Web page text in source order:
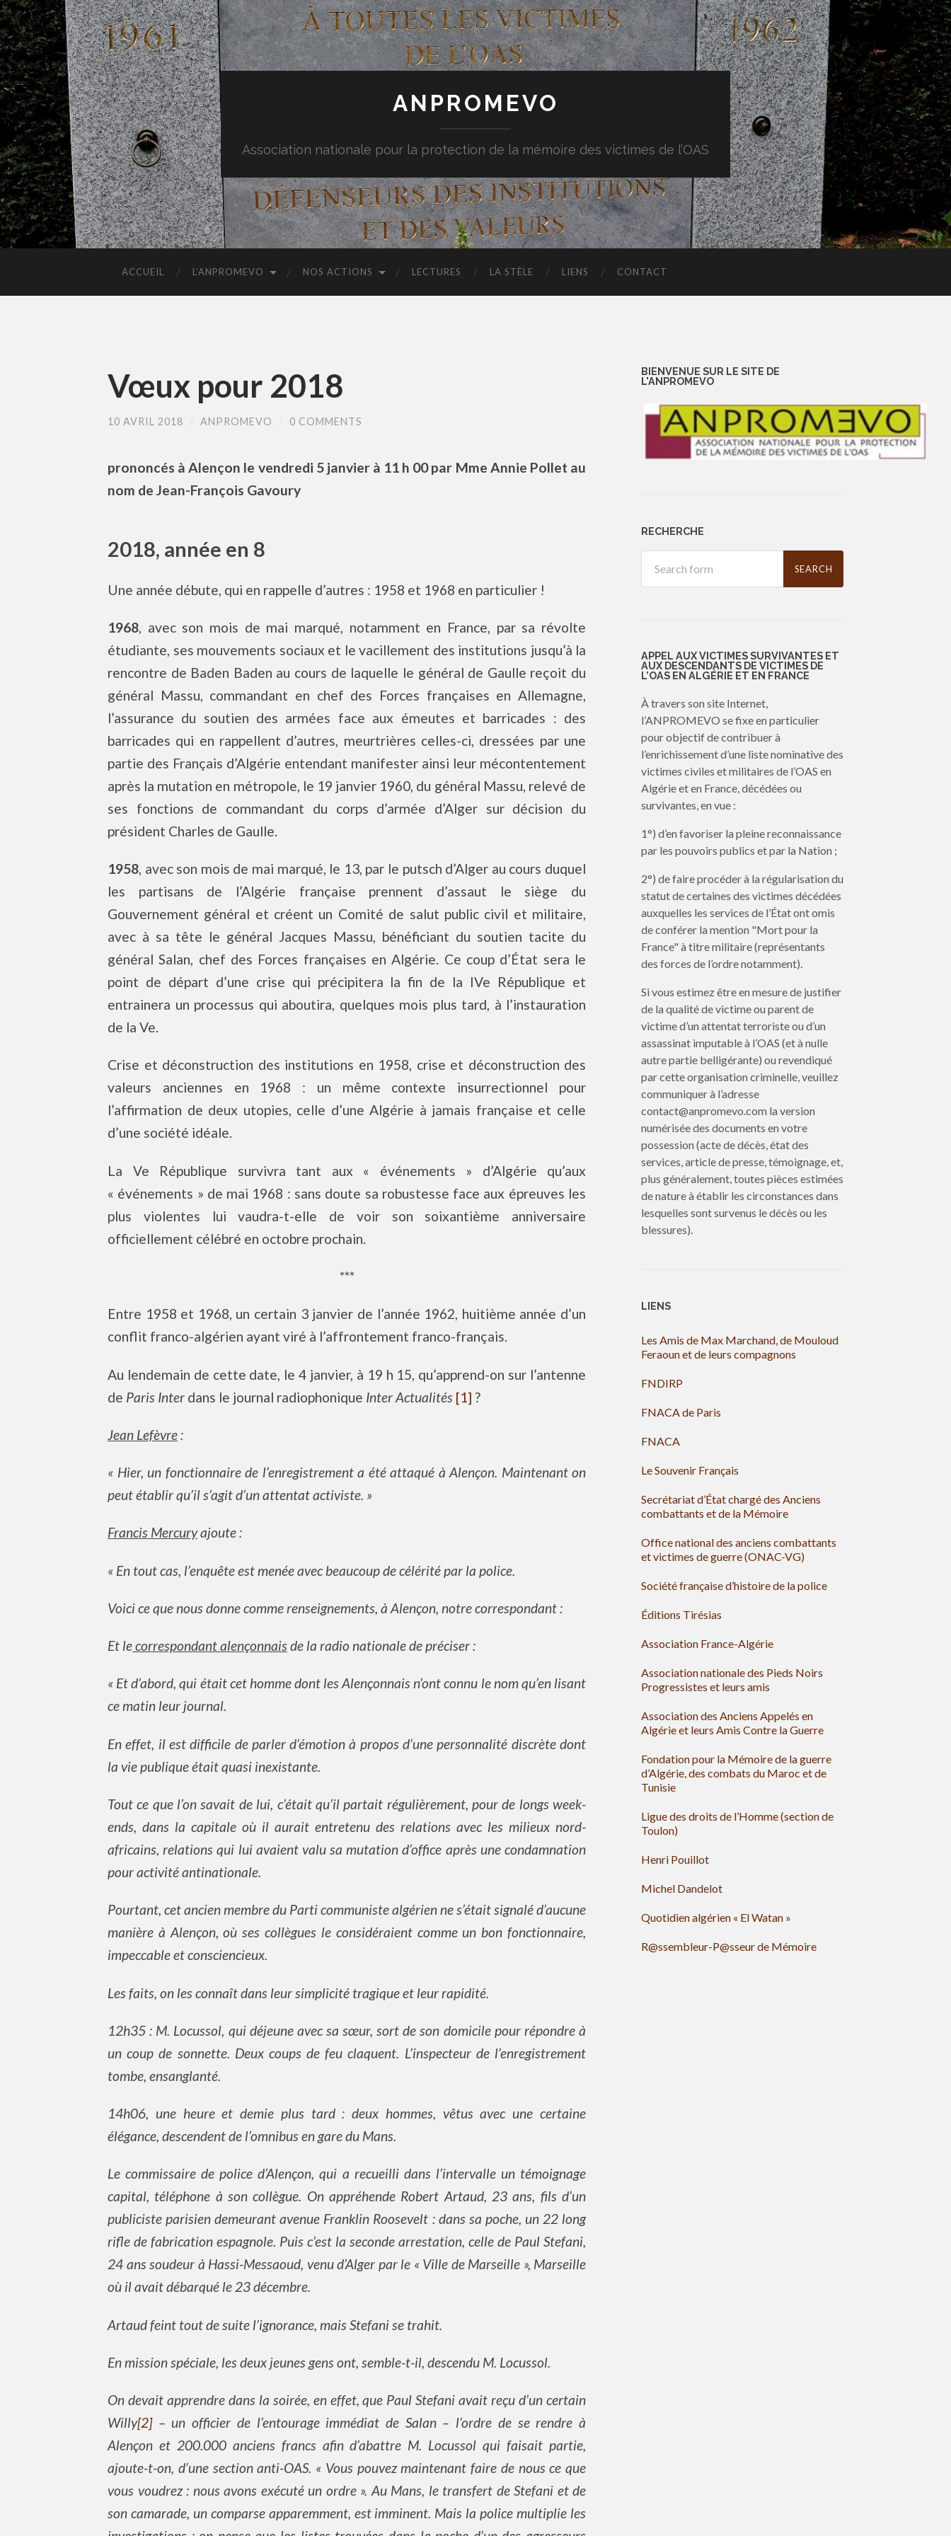
ANPROMEVO
Association nationale pour la protection de la mémoire des victimes de l’OAS
ACCUEIL L’ANPROMEVO NOS ACTIONS LECTURES LA STÈLE LIENS CONTACT
Vœux pour 2018
10 AVRIL 2018 ANPROMEVO 0 COMMENTS
prononcés à Alençon le vendredi 5 janvier à 11 h 00 par Mme Annie Pollet au
nom de Jean-François Gavoury
2018, année en 8
Une année débute, qui en rappelle d’autres : 1958 et 1968 en particulier !
1968, avec son mois de mai marqué, notamment en France, par sa révolte
étudiante, ses mouvements sociaux et le vacillement des institutions jusqu’à la
rencontre de Baden Baden au cours de laquelle le général de Gaulle reçoit du
général Massu, commandant en chef des Forces françaises en Allemagne,
l’assurance du soutien des armées face aux émeutes et barricades : des
barricades qui en rappellent d’autres, meurtrières celles-ci, dressées par une
partie des Français d’Algérie entendant manifester ainsi leur mécontentement
après la mutation en métropole, le 19 janvier 1960, du général Massu, relevé de
ses fonctions de commandant du corps d’armée d’Alger sur décision du
président Charles de Gaulle.
1958, avec son mois de mai marqué, le 13, par le putsch d’Alger au cours duquel
les partisans de l’Algérie française prennent d’assaut le siège du
Gouvernement général et créent un Comité de salut public civil et militaire,
avec à sa tête le général Jacques Massu, bénéficiant du soutien tacite du
général Salan, chef des Forces françaises en Algérie. Ce coup d’État sera le
point de départ d’une crise qui précipitera la fin de la IVe République et
entrainera un processus qui aboutira, quelques mois plus tard, à l’instauration
de la Ve.
Crise et déconstruction des institutions en 1958, crise et déconstruction des
valeurs anciennes en 1968 : un même contexte insurrectionnel pour
l’affirmation de deux utopies, celle d’une Algérie à jamais française et celle
d’une société idéale.
La Ve République survivra tant aux « événements » d’Algérie qu’aux
« événements » de mai 1968 : sans doute sa robustesse face aux épreuves les
plus violentes lui vaudra-t-elle de voir son soixantième anniversaire
officiellement célébré en octobre prochain.
***
Entre 1958 et 1968, un certain 3 janvier de l’année 1962, huitième année d’un
conflit franco-algérien ayant viré à l’affrontement franco-français.
Au lendemain de cette date, le 4 janvier, à 19 h 15, qu’apprend-on sur l’antenne
de Paris Inter dans le journal radiophonique Inter Actualités [1] ?
Jean Lefèvre:
« Hier, un fonctionnaire de l’enregistrement a été attaqué à Alençon. Maintenant on
peut établir qu’il s’agit d’un attentat activiste. »
Francis Mercuryajoute :
« En tout cas, l’enquête est menée avec beaucoup de célérité par la police.
Voici ce que nous donne comme renseignements, à Alençon, notre correspondant :
Et lecorrespondant alençonnaisde la radio nationale de préciser :
« Et d’abord, qui était cet homme dont les Alençonnais n’ont connu le nom qu’en lisant
ce matin leur journal.
En effet, il est difficile de parler d’émotion à propos d’une personnalité discrète dont
la vie publique était quasi inexistante.
Tout ce que l’on savait de lui, c’était qu’il partait régulièrement, pour de longs week-
ends, dans la capitale où il aurait entretenu des relations avec les milieux nord-
africains, relations qui lui avaient valu sa mutation d’office après une condamnation
pour activité antinationale.
Pourtant, cet ancien membre du Parti communiste algérien ne s’était signalé d’aucune
manière à Alençon, où ses collègues le considéraient comme un bon fonctionnaire,
impeccable et consciencieux.
Les faits, on les connaît dans leur simplicité tragique et leur rapidité.
12h35 : M. Locussol, qui déjeune avec sa sœur, sort de son domicile pour répondre à
un coup de sonnette. Deux coups de feu claquent. L’inspecteur de l’enregistrement
tombe, ensanglanté.
14h06, une heure et demie plus tard : deux hommes, vêtus avec une certaine
élégance, descendent de l’omnibus en gare du Mans.
Le commissaire de police d’Alençon, qui a recueilli dans l’intervalle un témoignage
capital, téléphone à son collègue. On appréhende Robert Artaud, 23 ans, fils d’un
publiciste parisien demeurant avenue Franklin Roosevelt : dans sa poche, un 22 long
rifle de fabrication espagnole. Puis c’est la seconde arrestation, celle de Paul Stefani,
24 ans soudeur à Hassi-Messaoud, venu d’Alger par le « Ville de Marseille », Marseille
où il avait débarqué le 23 décembre.
Artaud feint tout de suite l’ignorance, mais Stefani se trahit.
En mission spéciale, les deux jeunes gens ont, semble-t-il, descendu M. Locussol.
On devait apprendre dans la soirée, en effet, que Paul Stefani avait reçu d’un certain
Willy[2]– un officier de l’entourage immédiat de Salan – l’ordre de se rendre à
Alençon et 200.000 anciens francs afin d’abattre M. Locussol qui faisait partie,
ajoute-t-on, d’une section anti-OAS. « Vous pouvez maintenant faire de nous ce que
vous voudrez : nous avons exécuté un ordre ». Au Mans, le transfert de Stefani et de
son camarade, un comparse apparemment, est imminent. Mais la police multiplie les
BIENVENUE SUR LE SITE DE
L'ANPROMEVO
RECHERCHE
APPEL AUX VICTIMES SURVIVANTES ET
AUX DESCENDANTS DE VICTIMES DE
L’OAS EN ALGÉRIE ET EN FRANCE
À travers son site Internet,
l’ANPROMEVO se fixe en particulier
pour objectif de contribuer à
l’enrichissement d’une liste nominative des
victimes civiles et militaires de l’OAS en
Algérie et en France, décédées ou
survivantes, en vue :
1°) d’en favoriser la pleine reconnaissance
par les pouvoirs publics et par la Nation ;
2°) de faire procéder à la régularisation du
statut de certaines des victimes décédées
auxquelles les services de l’État ont omis
de conférer la mention "Mort pour la
France" à titre militaire (représentants
des forces de l’ordre notamment).
Si vous estimez être en mesure de justifier
de la qualité de victime ou parent de
victime d’un attentat terroriste ou d’un
assassinat imputable à l’OAS (et à nulle
autre partie belligérante) ou revendiqué
par cette organisation criminelle, veuillez
communiquer à l’adresse
contact@anpromevo.com la version
numérisée des documents en votre
possession (acte de décès, état des
services, article de presse, témoignage, et,
plus généralement, toutes pièces estimées
de nature à établir les circonstances dans
lesquelles sont survenus le décès ou les
blessures).
LIENS
Les Amis de Max Marchand, de Mouloud
Feraoun et de leurs compagnons
FNDIRP
FNACA de Paris
FNACA
Le Souvenir Français
Secrétariat d’État chargé des Anciens
combattants et de la Mémoire
Office national des anciens combattants
et victimes de guerre (ONAC-VG)
Société française d’histoire de la police
Éditions Tirésias
Association France-Algérie
Association nationale des Pieds Noirs
Progressistes et leurs amis
Association des Anciens Appelés en
Algérie et leurs Amis Contre la Guerre
Fondation pour la Mémoire de la guerre
d’Algérie, des combats du Maroc et de
Tunisie
Ligue des droits de l’Homme (section de
Toulon)
Henri Pouillot
Michel Dandelot
Quotidien algérien « El Watan »
R@ssembleur-P@sseur de Mémoire